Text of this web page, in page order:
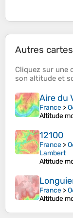
Autres
Cliquez sur une
son altitude et
Aire du
France >
Altitude
12100
France >
Lambert
Altitude
France >
Altitude